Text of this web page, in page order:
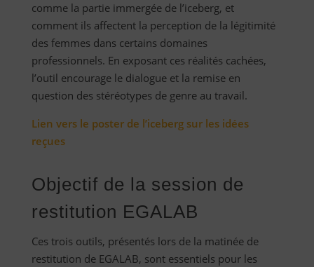
comme la partie immergée de l’iceberg, et
comment ils affectent la perception de la légitimité
des femmes dans certains domaines
professionnels. En exposant ces réalités cachées,
l’outil encourage le dialogue et la remise en
question des stéréotypes de genre au travail.
Lien vers le poster de l’iceberg sur les idées
reçues
Objectif de la session de
restitution EGALAB
Ces trois outils, présentés lors de la matinée de
restitution de EGALAB, sont essentiels pour les